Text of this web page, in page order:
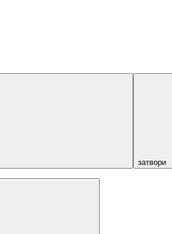
затвори